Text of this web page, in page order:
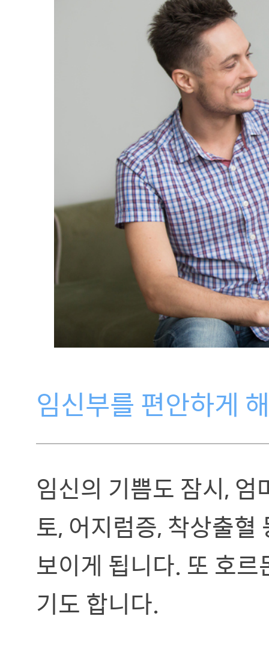
임신부를 편안하게
임신의 기쁨도 잠시,
토, 어지럼증, 착상출
보이게 됩니다. 또 호
기도 합니다.